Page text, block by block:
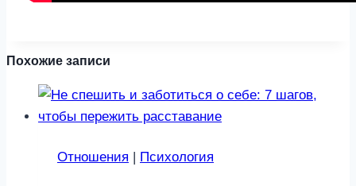
Похожие записи
Отношения Психология